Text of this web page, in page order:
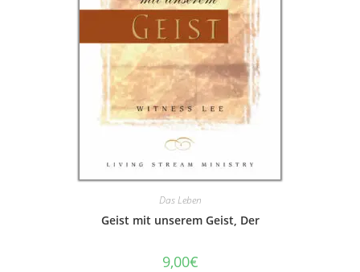
Das Leben
Geist mit unserem Geist, Der
9,00€